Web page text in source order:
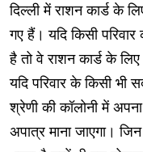
दिल्ली में राशन कार्ड के
गए हैं। यदि किसी
है तो वे राशन कार्ड के
यदि परिवार के किसी भी
श्रेणी की कॉलोनी में
अपात्र माना जाएगा।